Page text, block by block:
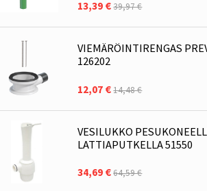
13,39 €39,97 €
VIEMÄRÖINTIRENGAS
126202
12,07 €14,48 €
VESILUKKO
LATTIAPUTKELLA 51550
34,69 €64,59 €